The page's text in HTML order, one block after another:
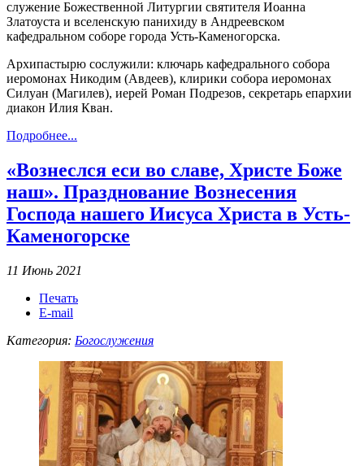
служение Божественной Литургии святителя Иоанна
Златоуста и вселенскую панихиду в Андреевском
кафедральном соборе города Усть-Каменогорска.
Архипастырю сослужили: ключарь кафедрального собора
иеромонах Никодим (Авдеев), клирики собора иеромонах
Силуан (Магилев), иерей Роман Подрезов, секретарь епархии
диакон Илия Кван.
Подробнее...
«Вознеслся еси во славе, Христе Боже
наш». Празднование Вознесения
Господа нашего Иисуса Христа в Усть-
Каменогорске
11 Июнь 2021
Печать
E-mail
Категория: Богослужения